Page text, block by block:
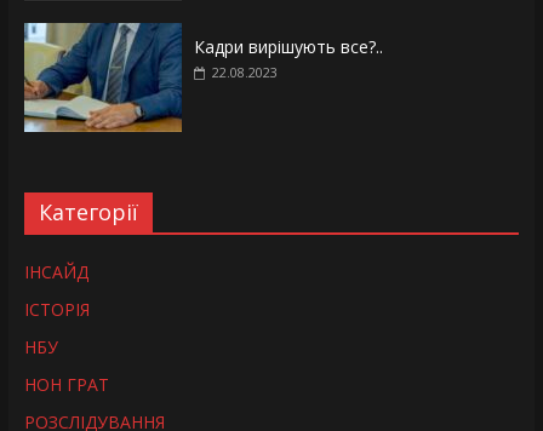
Кадри вирішують все?..
22.08.2023
Категорії
ІНСАЙД
ІСТОРІЯ
НБУ
НОН ГРАТ
РОЗСЛІДУВАННЯ